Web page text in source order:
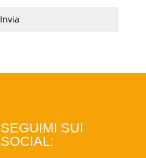
Invia
SEGUIMI SUI
SOCIAL: